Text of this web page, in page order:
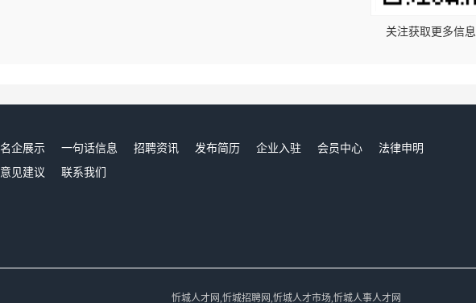
关注获取更多信息
名企展示 一句话信息 招聘资讯 发布简历 企业入驻 会员中心
法律申明
意见建议 联系我们
忻城人才网,忻城招聘网,忻城人才市场,忻城人事人才网